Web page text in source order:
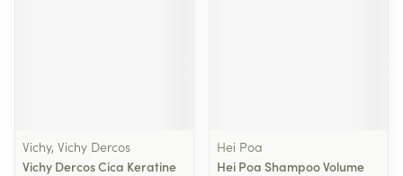
Vichy, Vichy Dercos
Vichy Dercos Cica Keratine
Hei Poa
Hei Poa Shampoo Volume